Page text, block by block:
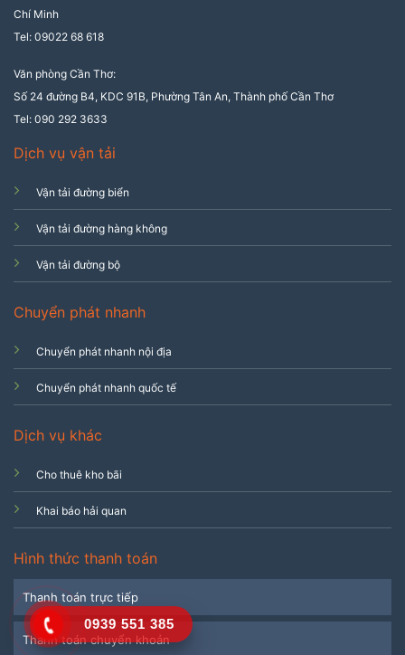
Chí Minh
Tel: 09022 68 618
Văn phòng Cần Thơ:
Số 24 đường B4, KDC 91B, Phường Tân An, Thành phố Cần Thơ
Tel: 090 292 3633
Dịch vụ vận tải
Vận tải đường biển
Vận tải đường hàng không
Vận tải đường bộ
Chuyển phát nhanh
Chuyển phát nhanh nội địa
Chuyển phát nhanh quốc tế
Dịch vụ khác
Cho thuê kho bãi
Khai báo hải quan
Hình thức thanh toán
Thanh toán trực tiếp
Thanh toán chuyển khoản
0939 551 385